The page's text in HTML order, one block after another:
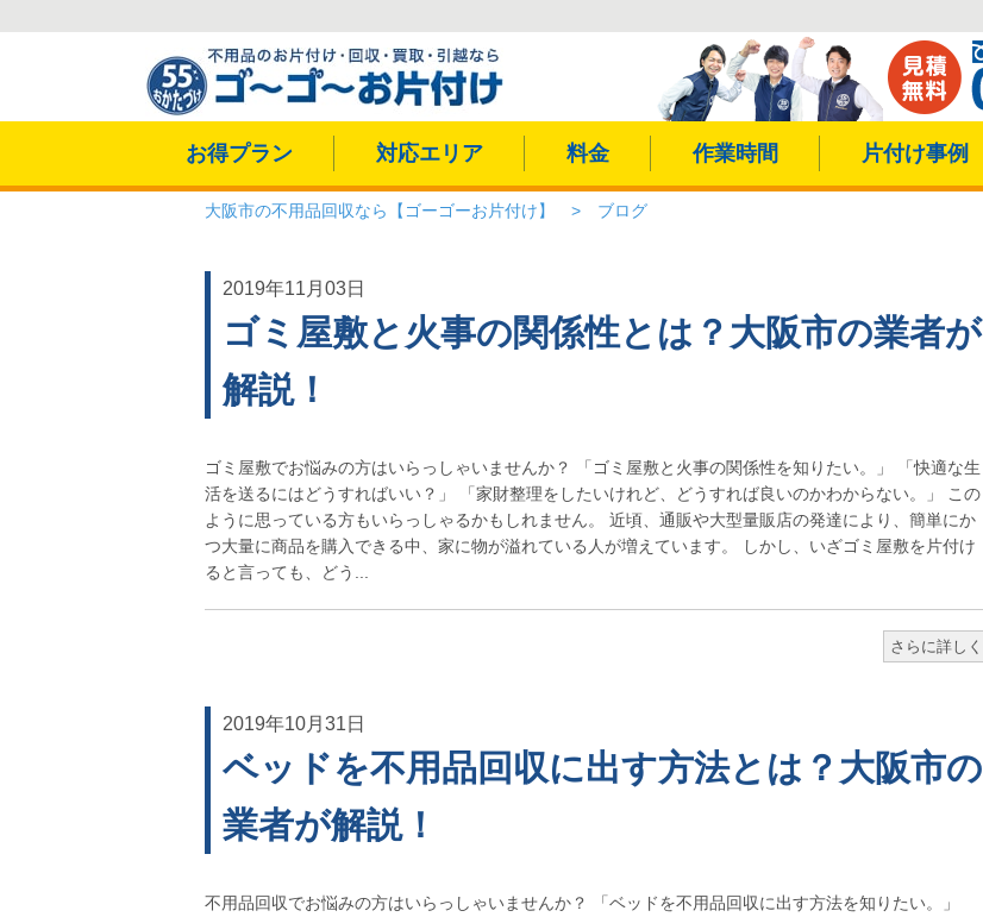
お得プラン 対応エリア 料金 作業時間 片付け事例
大阪市の不用品回収なら【ゴーゴーお片付け】 > ブログ
2019年11月03日
ゴミ屋敷と火事の関係性とは？大阪市の業者が
解説！
ゴミ屋敷でお悩みの方はいらっしゃいませんか？ 「ゴミ屋敷と火事の関係性を知りたい。」 「快適な生
活を送るにはどうすればいい？」 「家財整理をしたいけれど、どうすれば良いのかわからない。」 この
ように思っている方もいらっしゃるかもしれません。 近頃、通販や大型量販店の発達により、簡単にか
つ大量に商品を購入できる中、家に物が溢れている人が増えています。 しかし、いざゴミ屋敷を片付け
ると言っても、どう...
さらに詳しく
2019年10月31日
ベッドを不用品回収に出す方法とは？大阪市の
業者が解説！
不用品回収でお悩みの方はいらっしゃいませんか？ 「ベッドを不用品回収に出す方法を知りたい。」